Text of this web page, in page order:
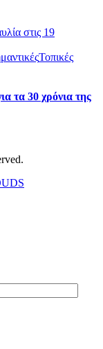
Τοπικές
τα 30 χρόνια της